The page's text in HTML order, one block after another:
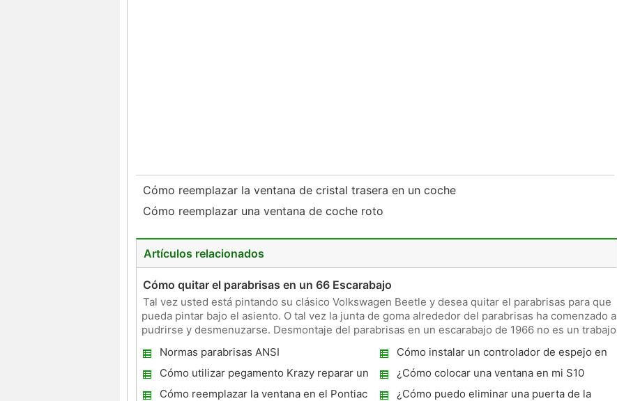
Cómo reemplazar la ventana de cristal trasera en un coche
Cómo reemplazar una ventana de coche roto
Artículos relacionados
Cómo quitar el parabrisas en un 66 Escarabajo
Tal vez usted está pintando su clásico Volkswagen Beetle y desea quitar el parabrisas para que
pueda pintar bajo el asiento. O tal vez la junta de goma alrededor del parabrisas ha comenzado a
pudrirse y desmenuzarse. Desmontaje del parabrisas en un escarabajo de 1966 no es un trabajo
Normas parabrisas ANSI
Cómo instalar un controlador de espejo en
el Breeze 97
Cómo utilizar pegamento Krazy reparar un
parabrisas
¿Cómo colocar una ventana en mi S10
Pickup
Cómo reemplazar la ventana en el Pontiac
¿Cómo puedo eliminar una puerta de la